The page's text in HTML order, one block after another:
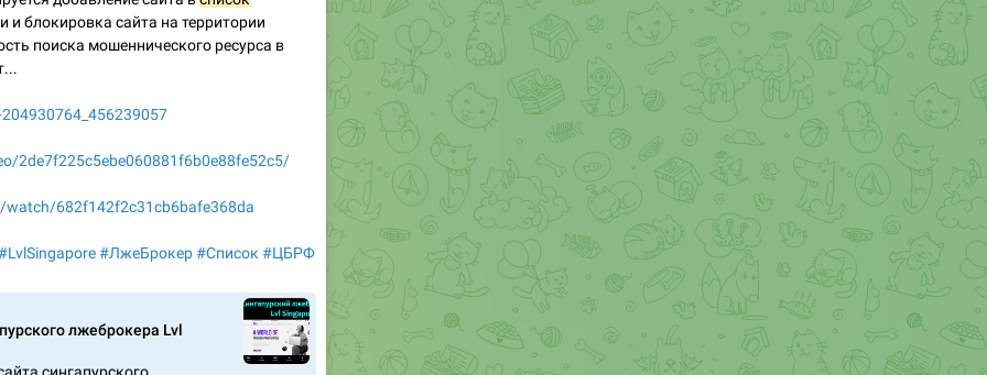
и блокировка сайта на территории
поиска мошеннического ресурса в
2de7f225c5ebe060881f6b0e88fe52c5/
682f142f2c31cb6bafe368da
#ЛжеБрокер#Список #ЦБРФ
лжеброкера Lvl
сингапурского